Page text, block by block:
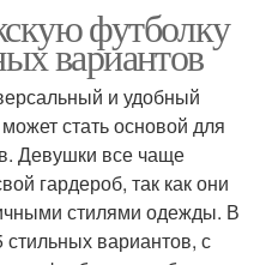
футболку
вариантов
и удобный
стать основой для
Девушки все чаще
гардероб, так как они
стилями одежды. В
вариантов, с